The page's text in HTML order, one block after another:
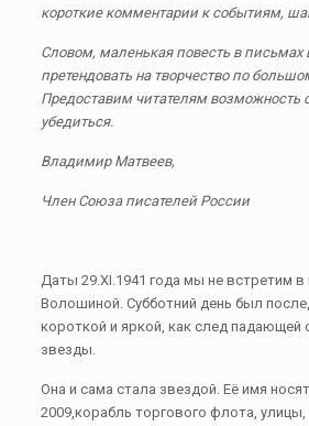
короткие комментарии к событиям,
Словом, маленькая повесть в письмах
претендовать на творчество по
Предоставим читателям возможность
убедиться.
Владимир Матвеев,
Член Союза писателей России
Даты 29.XI.1941 года мы не встретим
Волошиной. Субботний день был
короткой и яркой, как след падающей
звезды.
Она и сама стала звездой. Её имя
2009,корабль торгового флота,